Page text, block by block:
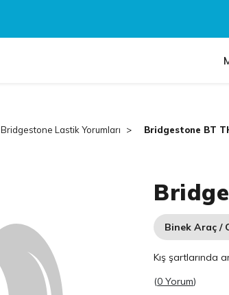
Bridgestone Lastik Yorumları Bridgestone BT
Binek Araç /
Kış şartlarında
(0 Yorum)